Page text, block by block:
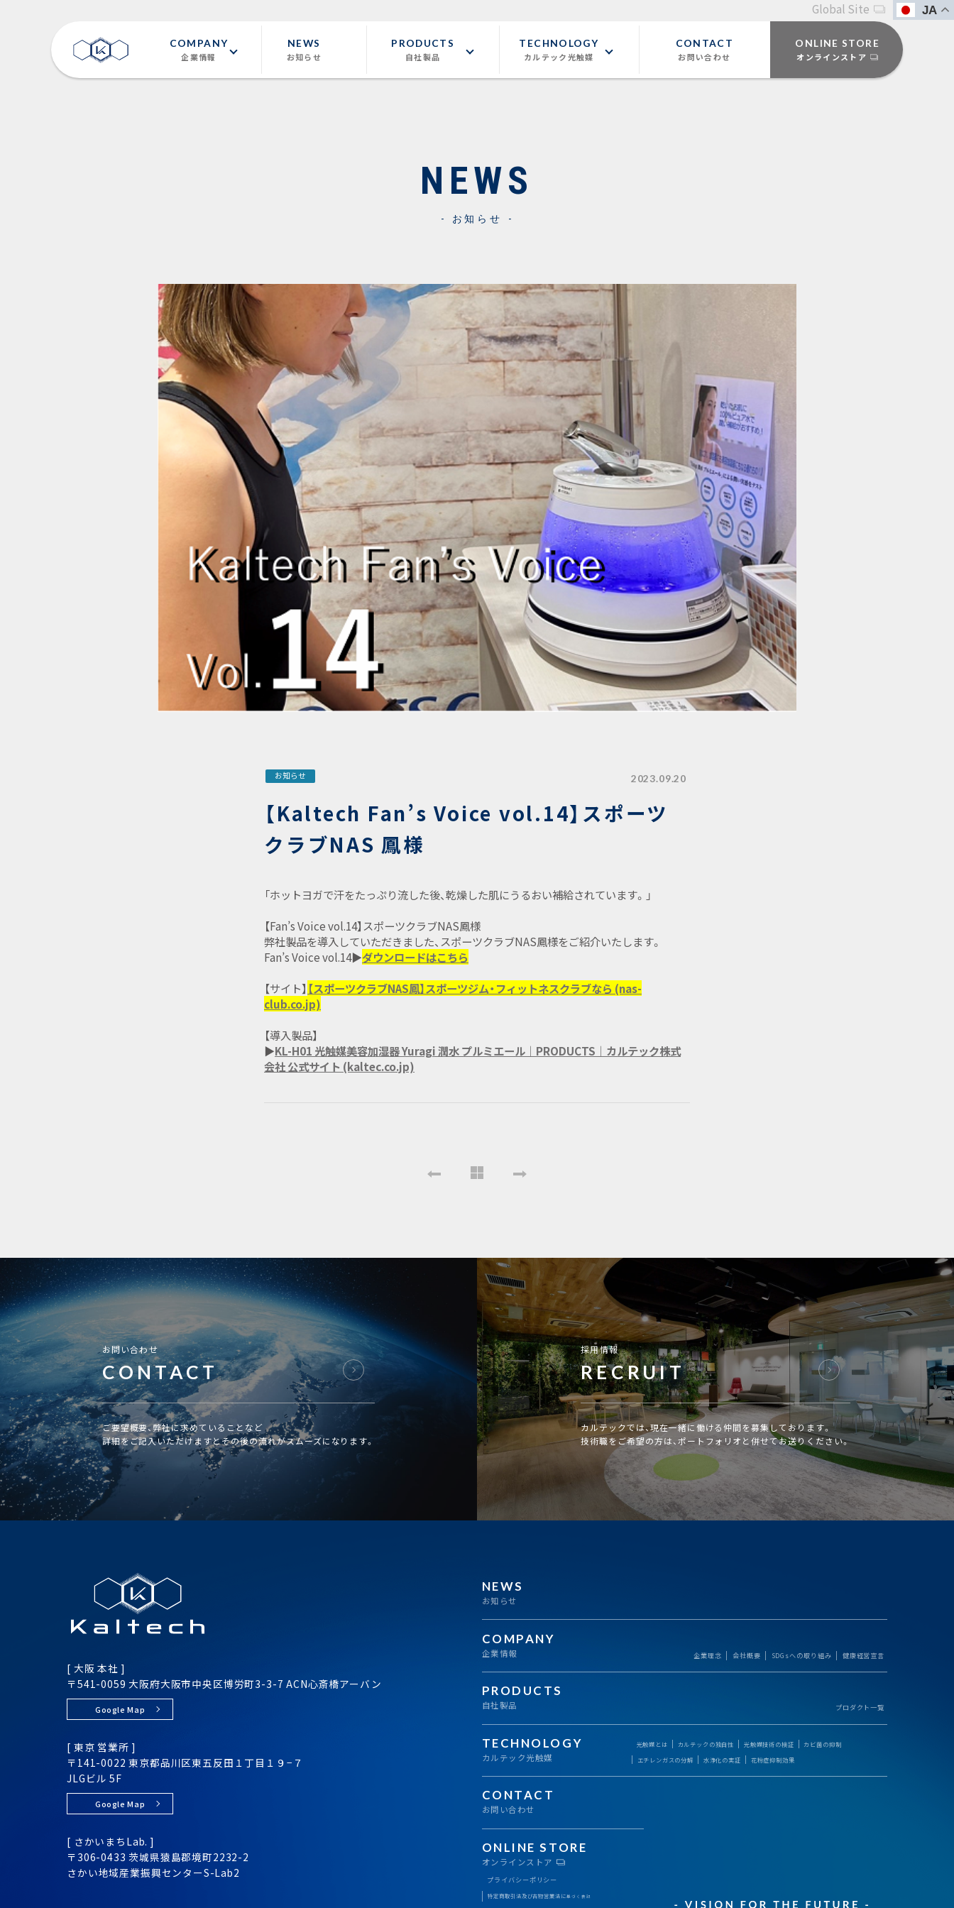
COMPANY
企業情報
NEWS
お知らせ
PRODUCTS
自社製品
TECHNOLOGY
カルテック光触媒
CONTACT
お問い合わせ
ONLINE STORE
オンラインストア
Global Site JA
NEWS
お知らせ
お知らせ 2023.09.20
【Kaltech Fan’s Voice vol.14】スポーツ
クラブNAS 鳳様
「ホットヨガで汗をたっぷり流した後、乾燥した肌にうるおい補給されています。」
【Fan’s Voice vol.14】スポーツクラブNAS鳳様
弊社製品を導入していただきました、スポーツクラブNAS鳳様をご紹介いたします。
Fan’s Voice vol.14▶ダウンロードはこちら
【サイト】 【スポーツクラブNAS鳳】スポーツジム・フィットネスクラブなら (nas-
club.co.jp)
【導入製品】
▶KL-H01 光触媒美容加湿器 Yuragi 潤水 プルミエール｜PRODUCTS｜カルテック株式
会社 公式サイト (kaltec.co.jp)
お問い合わせ
CONTACT
ご要望概要、弊社に求めていることなど
詳細をご記入いただけますとその後の流れがスムーズになります。
採用情報
RECRUIT
カルテックでは、現在一緒に働ける仲間を募集しております。
技術職をご希望の方は、ポートフォリオと併せてお送りください。
[ 大阪 本社 ]
〒541-0059 大阪府大阪市中央区博労町3-3-7 ACN心斎橋アーバン
Google Map
[ 東京 営業所 ]
〒141-0022 東京都品川区東五反田１丁目１９−７
JLGビル 5F
Google Map
[ さかいまちLab. ]
〒306-0433 茨城県猿島郡境町2232-2
さかい地域産業振興センターS-Lab2
NEWS
お知らせ
COMPANY
企業情報 企業理念 会社概要 SDGsへの取り組み 健康経営宣言
PRODUCTS
自社製品 プロダクト一覧
TECHNOLOGY
カルテック光触媒
光触媒とは カルテックの独自性 光触媒技術の検証
カビ菌の抑制
エチレンガスの分解
水浄化の実証 花粉症抑制効果
CONTACT
お問い合わせ
ONLINE STORE
オンラインストア
プライバシーポリシー
特定商取引法及び古物営業法に基づく表記